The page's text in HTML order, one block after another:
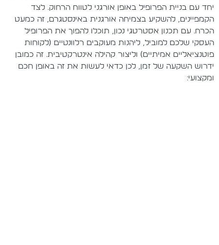
יחד עם בניית הפרופיל באופן אורגני לטווח הרחוק. לצד
הקמפיינים, להשקיע בצמיחה אורגנית באינסטגרם, זה כמעט
הכרח. עם תכנון אסטרטגי נכון, תוכלו להפוך את הפרופיל
העסקי שלכם למוביל, ליהנות מעוקבים רלוונטיים (לקוחות
פוטנציאליים אמיתיים) וליצור קהילה אינטרקטיבית. זה כמובן
ידרוש השקעה של זמן, לכן כדאי לעשות את זה באופן חכם
ומקצועי: